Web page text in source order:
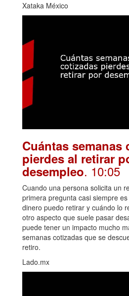
Xataka México
Cuántas semanas
pierdes al retirar
desempleo. 10:05
Cuando una persona solicita un
primera pregunta casi siempre
dinero puedo retirar y cuándo lo
otro aspecto que suele pasar
puede tener un impacto mucho
semanas cotizadas que se
retiro.
Lado.mx